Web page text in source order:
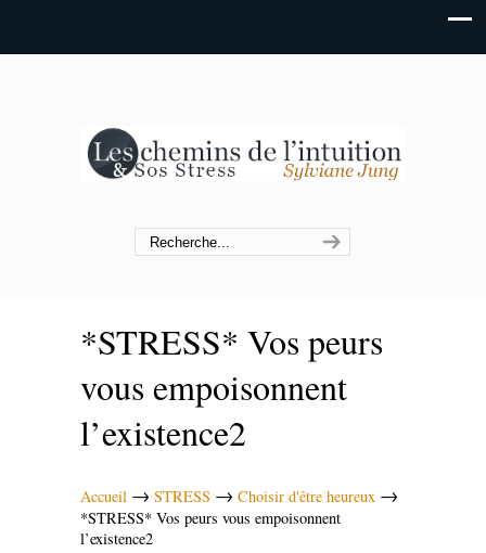
*STRESS* Vos peurs
vous empoisonnent
l’existence2
Accueil → STRESS → Choisir d'être heureux →
*STRESS* Vos peurs vous empoisonnent
l’existence2